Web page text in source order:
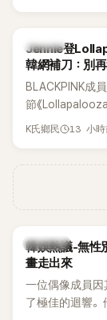
K-POP
Jennie登
韓網補刀：別
BLACKPINK成
節《
節Headliner（
K氏鄉民 13 小時
熱議討論
韓娛熱議-無性
畫走出來
一位偶像成員
了極佳的迴響。